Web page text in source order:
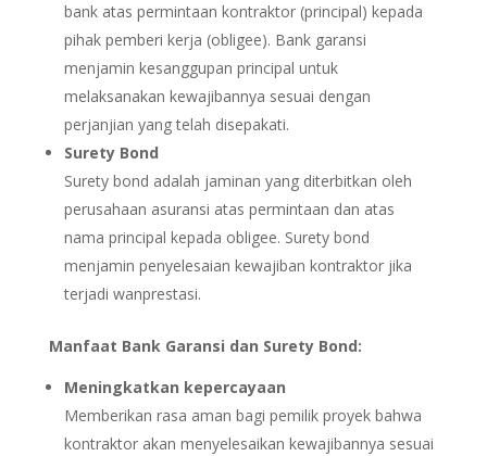
bank atas permintaan kontraktor (principal) kepada
pihak pemberi kerja (obligee). Bank garansi
menjamin kesanggupan principal untuk
melaksanakan kewajibannya sesuai dengan
perjanjian yang telah disepakati.
Surety Bond
Surety bond adalah jaminan yang diterbitkan oleh
perusahaan asuransi atas permintaan dan atas
nama principal kepada obligee. Surety bond
menjamin penyelesaian kewajiban kontraktor jika
terjadi wanprestasi.
Manfaat Bank Garansi dan Surety Bond:
Meningkatkan kepercayaan
Memberikan rasa aman bagi pemilik proyek bahwa
kontraktor akan menyelesaikan kewajibannya sesuai